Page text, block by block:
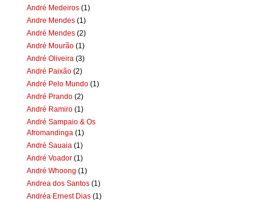
André Medeiros (1)
Andre Mendes (1)
André Mendes (2)
André Mourão (1)
André Oliveira (3)
André Paixão (2)
André Pelo Mundo (1)
André Prando (2)
André Ramiro (1)
André Sampaio & Os
Afromandinga (1)
André Sauaia (1)
André Voador (1)
André Whoong (1)
Andrea dos Santos (1)
Andréa Ernest Dias (1)